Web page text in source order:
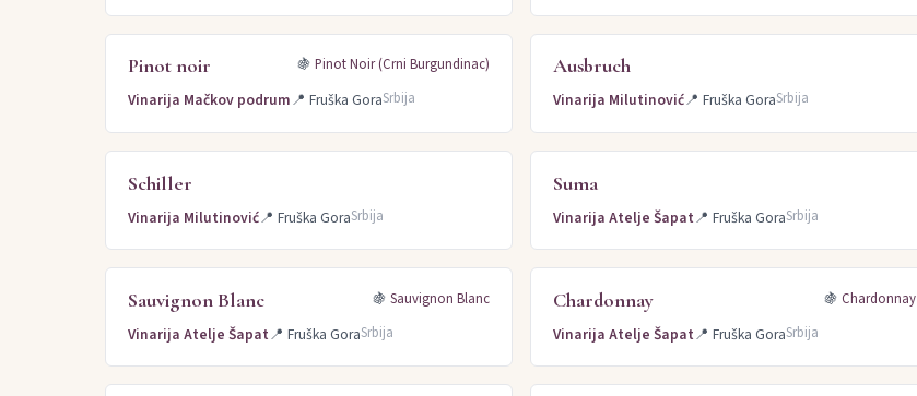
Pinot noir 🍇Pinot Noir (Crni Burgundinac)
Vinarija Mačkov podrum📍 Fruška GoraSrbija
Ausbruch
Vinarija Milutinović📍Fruška GoraSrbija
Schiller
Vinarija Milutinović📍 Fruška GoraSrbija
Suma
Vinarija Atelje Šapat📍Fruška GoraSrbija
Sauvignon Blanc 🍇Sauvignon Blanc
Vinarija Atelje Šapat📍 Fruška GoraSrbija
Chardonnay 🍇 Chardonnay
Vinarija Atelje Šapat📍Fruška GoraSrbija